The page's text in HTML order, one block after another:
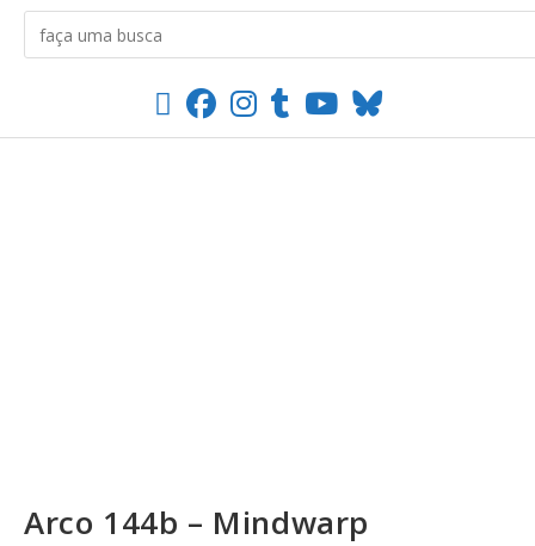
Arco 144b – Mindwarp